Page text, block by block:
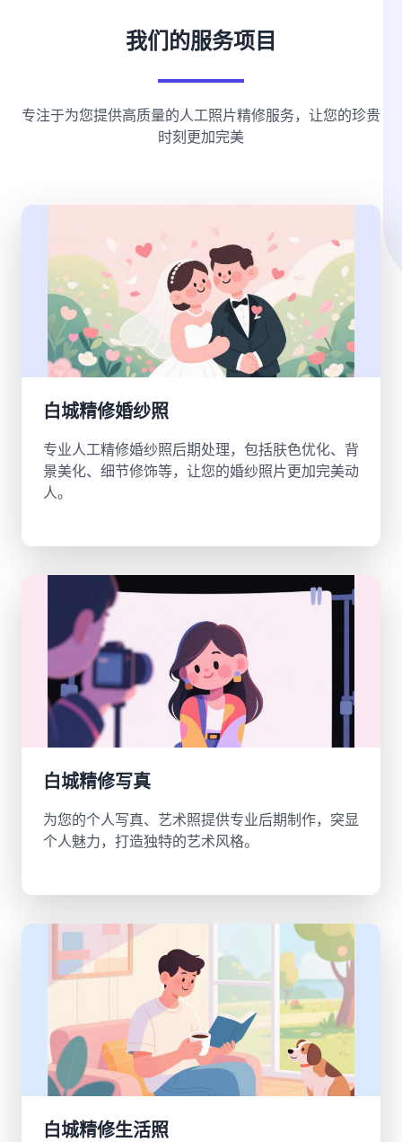
我们的服务项目
专注于为您提供高质量的人工照片精修服务，让您的珍贵
时刻更加完美
白城精修婚纱照
专业人工精修婚纱照后期处理，包括肤色优化、背
景美化、细节修饰等，让您的婚纱照片更加完美动
人。
白城精修写真
为您的个人写真、艺术照提供专业后期制作，突显
个人魅力，打造独特的艺术风格。
白城精修生活照